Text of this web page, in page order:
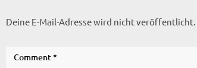
Deine E-Mail-Adresse wird nicht veröffentlicht.